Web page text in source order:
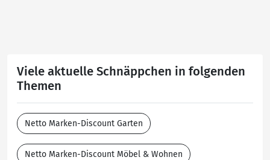
Viele aktuelle Schnäppchen in folgenden
Themen
Netto Marken-Discount Garten
Netto Marken-Discount Möbel & Wohnen